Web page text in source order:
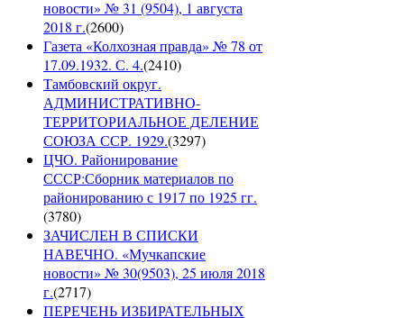
новости» № 31 (9504), 1 августа
2018 г.(2600)
Газета «Колхозная правда» № 78 от
17.09.1932. С. 4.(2410)
Тамбовский округ.
АДМИНИСТРАТИВНО-
ТЕРРИТОРИАЛЬНОЕ ДЕЛЕНИЕ
СОЮЗА ССР. 1929.(3297)
ЦЧО. Районирование
СССР:Сборник материалов по
районированию с 1917 по 1925 гг.
(3780)
ЗАЧИСЛЕН В СПИСКИ
НАВЕЧНО. «Мучкапские
новости» № 30(9503), 25 июля 2018
г.(2717)
ПЕРЕЧЕНЬ ИЗБИРАТЕЛЬНЫХ